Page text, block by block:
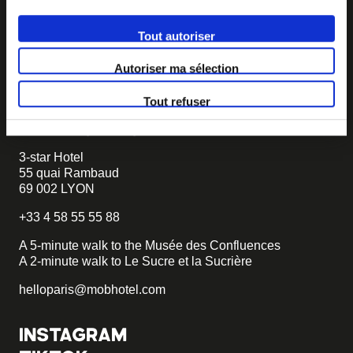
Tout autoriser
Autoriser ma sélection
Tout refuser
to our movement,just write to us and tell us about your
becomemob@mobhotel.com
FIND MOB HOTEL
3-star Hotel
55 quai Rambaud
69 002 LYON
+33 4 58 55 55 88
A 5-minute walk to the Musée des Confluences
A 2-minute walk to Le Sucre et la Sucrière
helloparis@mobhotel.com
INSTAGRAM